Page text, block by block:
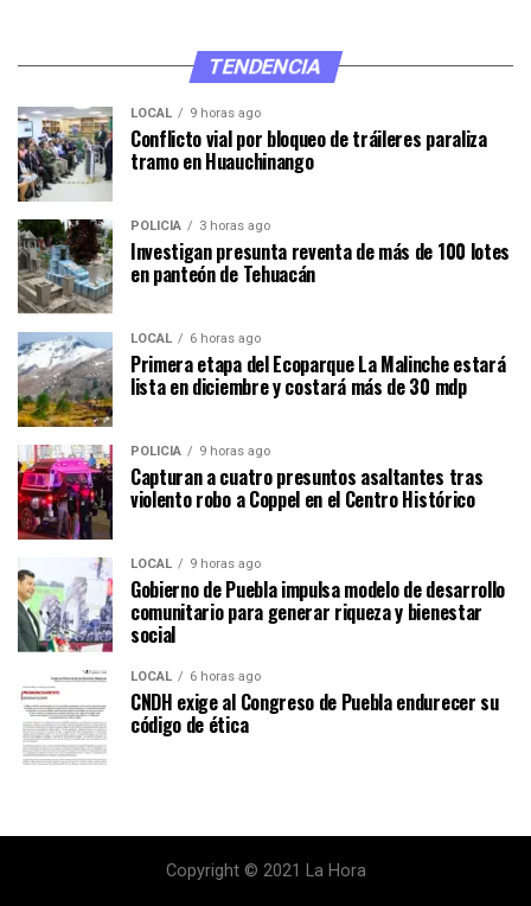
TENDENCIA
LOCAL 9 horas ago
Conflicto vial por bloqueo de tráileres paraliza
tramo en Huauchinango
POLICÍA 3 horas ago
Investigan presunta reventa de más de 100 lotes
en panteón de Tehuacán
LOCAL 6 horas ago
Primera etapa del Ecoparque La Malinche estará
lista en diciembre y costará más de 30 mdp
POLICÍA 9 horas ago
Capturan a cuatro presuntos asaltantes tras
violento robo a Coppel en el Centro Histórico
LOCAL 9 horas ago
Gobierno de Puebla impulsa modelo de desarrollo
comunitario para generar riqueza y bienestar
social
LOCAL 6 horas ago
CNDH exige al Congreso de Puebla endurecer su
código de ética
Copyright © 2021 La Hora